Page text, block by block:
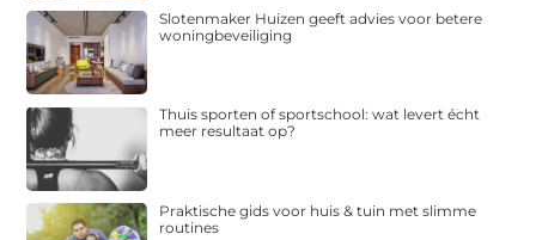
Slotenmaker Huizen geeft advies voor betere
woningbeveiliging
Thuis sporten of sportschool: wat levert écht
meer resultaat op?
Praktische gids voor huis & tuin met slimme
routines